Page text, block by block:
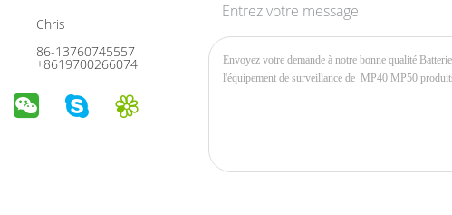
Chris
86-13760745557
+8619700266074
Entrez votre message